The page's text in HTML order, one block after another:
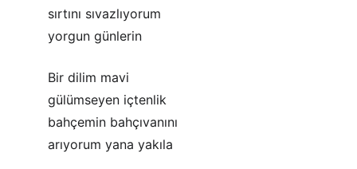
sırtını sıvazlıyorum
yorgun günlerin
Bir dilim mavi
gülümseyen içtenlik
bahçemin bahçıvanını
arıyorum yana yakıla